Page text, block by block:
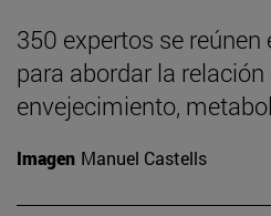
350 expertos se reúnen
para abordar la relación
envejecimiento,
Imagen Manuel Castells